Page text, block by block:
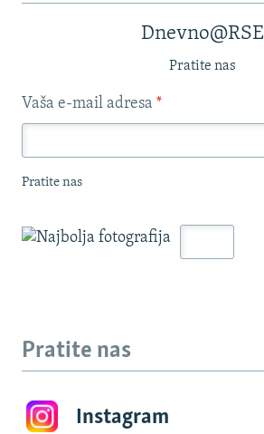
Dnevno@RSE
Pratite nas
Vaša e-mail adresa *
Pratite nas
Pratite nas
Instagram